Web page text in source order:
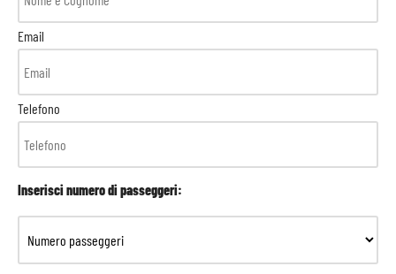
Email
Telefono
Inserisci numero di passeggeri: